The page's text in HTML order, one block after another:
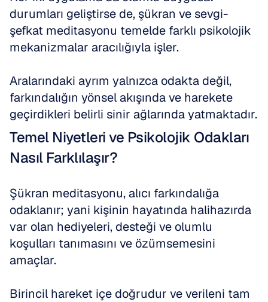
durumları geliştirse de, şükran ve sevgi-
şefkat meditasyonu temelde farklı psikolojik
mekanizmalar aracılığıyla işler.
Aralarındaki ayrım yalnızca odakta değil,
farkındalığın yönsel akışında ve harekete
geçirdikleri belirli sinir ağlarında yatmaktadır.
Temel Niyetleri ve Psikolojik Odakları
Nasıl Farklılaşır?
Şükran meditasyonu, alıcı farkındalığa
odaklanır; yani kişinin hayatında halihazırda
var olan hediyeleri, desteği ve olumlu
koşulları tanımasını ve özümsemesini
amaçlar.
Birincil hareket içe doğrudur ve verileni tam